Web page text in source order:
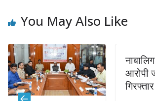
You May Also Like
नाबालिग से
आरोपी
गिरफ्तार